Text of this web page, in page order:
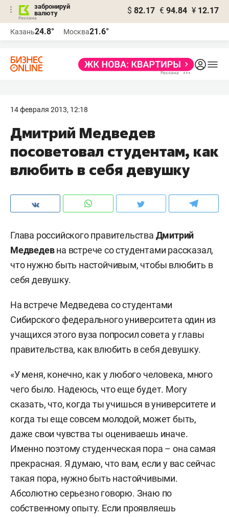
забронируй
валюту
$ 82.17 € 94.84 ¥ 12.17
Казань24.8° Москва21.6°
14 февраля 2013, 12:18
Дмитрий Медведев
посоветовал студентам, как
влюбить в себя девушку
Глава российского правительства Дмитрий
Медведевна встрече со студентами рассказал,
что нужно быть настойчивым, чтобы влюбить в
себя девушку.
На встрече Медведева со студентами
Сибирского федерального университета один из
учащихся этого вуза попросил совета у главы
правительства, как влюбить в себя девушку.
«У меня, конечно, как у любого человека, много
чего было. Надеюсь, что еще будет. Могу
сказать, что, когда ты учишься в университете и
когда ты еще совсем молодой, может быть,
даже свои чувства ты оцениваешь иначе.
Именно поэтому студенческая пора – она самая
прекрасная. Я думаю, что вам, если у вас сейчас
такая пора, нужно быть настойчивыми.
Абсолютно серьезно говорю. Знаю по
собственному опыту. Если проявляешь